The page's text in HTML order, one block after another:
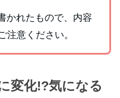
かれたもので、内容
注意ください。
変化!?気になる